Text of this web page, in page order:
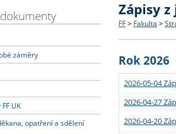
Struktura
Strategie
Podpora
Co
Učitelské
Rigorózní
O vědě a
Granty a
Aktuální
záměry
UK
opatření a sdělení
Zápisy
FF > Fakulta >
Rok 2026
2026-05-04
2026-04-27
2026-04-20